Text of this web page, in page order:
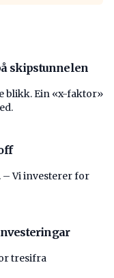
skipstunnelen
blikk. Ein «x-faktor»
– Vi investerer for
tresifra